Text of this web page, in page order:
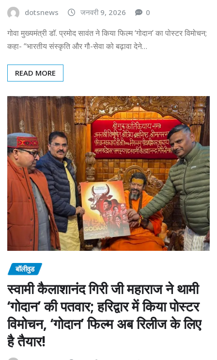
dotsnews जनवरी 9, 2026 0
गोवा मुख्यमंत्री डॉ. प्रमोद सावंत ने किया फिल्म ‘गोदान’ का पोस्टर विमोचन;
कहा- “भारतीय संस्कृति और गौ-सेवा को बढ़ावा देने…
READ MORE
बॉलीवुड
स्वामी कैलाशानंद गिरी जी महाराज ने थामी
‘गोदान’ की पतवार; हरिद्वार में किया पोस्टर
विमोचन, ‘गोदान’ फिल्म अब रिलीज के लिए
है तैयार!